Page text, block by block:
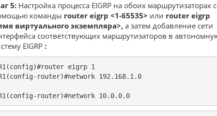
5: Настройка процесса EIGRP на обоих маршрутизаторах с
команды router eigrp <1-65535> или router eigrp
виртуального экземпляра>, а затем добавление сети
соответствующих маршрутизаторов в
EIGRP :
eigrp 1
router)#network 192.168.1.0
router)#network 10.0.0.0